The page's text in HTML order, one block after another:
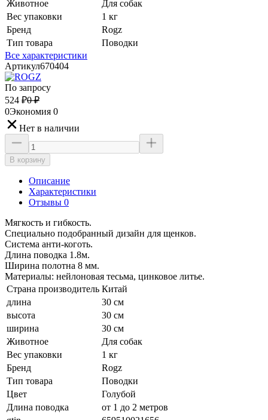
Животное
Для собак
Вес упаковки
1 кг
Бренд
Rogz
Тип товара
Поводки
Все характеристики
Артикул670404
По запросу
524 ₽0 ₽
0Экономия 0
Нет в наличии
В корзину
Описание
Характеристики
Отзывы 0
Мягкость и гибкость.
Специально подобранный дизайн для щенков.
Система анти-коготь.
Длина поводка 1.8м.
Ширина полотна 8 мм.
Материалы: нейлоновая тесьма, цинковое литье.
Страна производитель Китай
длина
30 см
высота
30 см
ширина
30 см
Животное
Для собак
Вес упаковки
1 кг
Бренд
Rogz
Тип товара
Поводки
Цвет
Голубой
Длина поводка
от 1 до 2 метров